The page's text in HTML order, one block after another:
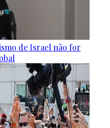
de Israel não for